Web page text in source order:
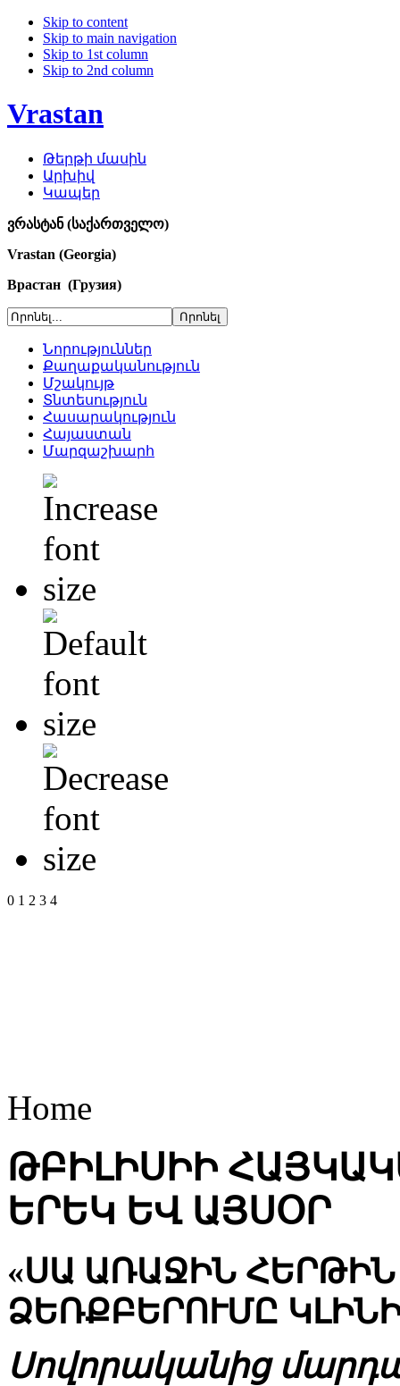
Skip to content
Skip to main navigation
Skip to 1st column
Skip to 2nd column
Vrastan
Թերթի մասին
Արխիվ
Կապեր
ვრასტან (საქართველო)
Vrastan (Georgia)
Врастан (Грузия)
Նորություններ
Քաղաքականություն
Մշակույթ
Տնտեսություն
Հասարակություն
Հայաստան
Մարզաշխարհ
0 1 2 3 4
Home
ԹԲԻԼԻՍԻԻ
ԵՐԵԿ ԵՎ ԱՅՍՕՐ
«ՍԱ ԱՌԱՋԻՆ
ՁԵՌՔԲԵՐՈՒՄԸ
Սովորականից